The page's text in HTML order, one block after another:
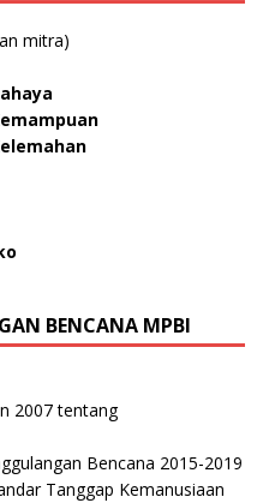
mitra)
BENCANA MPBI
2007 tentang
Bencana 2015-2019
Tanggap Kemanusiaan